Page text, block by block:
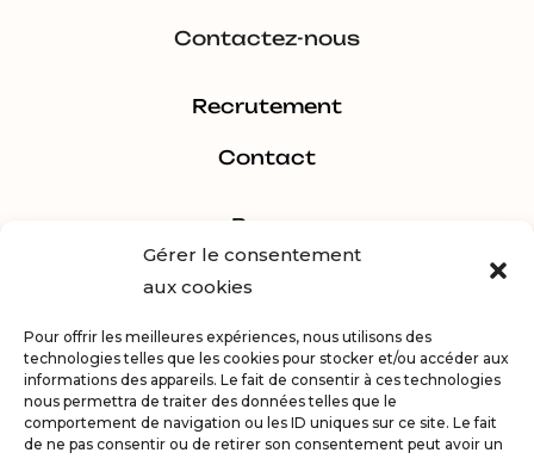
Gérer le consentement
aux cookies
Pour offrir les meilleures expériences, nous utilisons des
technologies telles que les cookies pour stocker et/ou accéder aux
informations des appareils. Le fait de consentir à ces technologies
nous permettra de traiter des données telles que le
comportement de navigation ou les ID uniques sur ce site. Le fait
de ne pas consentir ou de retirer son consentement peut avoir un
Contactez-nous
Recrutement
Contact
Pages
Estimer
Acheter
Vendre